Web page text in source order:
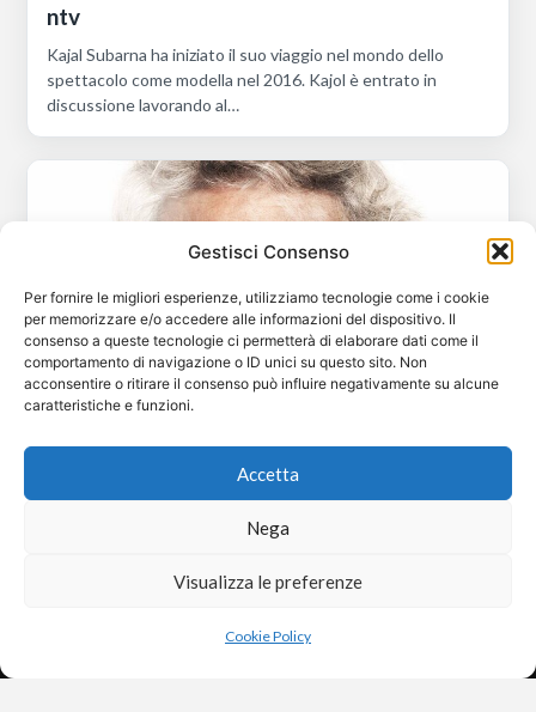
Gestisci Consenso
Per fornire le migliori esperienze, utilizziamo tecnologie come i cookie
per memorizzare e/o accedere alle informazioni del dispositivo. Il
consenso a queste tecnologie ci permetterà di elaborare dati come il
comportamento di navigazione o ID unici su questo sito. Non
acconsentire o ritirare il consenso può influire negativamente su alcune
caratteristiche e funzioni.
Accetta
Nega
Visualizza le preferenze
Cookie Policy
ntv
Kajal Subarna ha iniziato il suo viaggio nel mondo dello
spettacolo come modella nel 2016. Kajol è entrato in
discussione lavorando al…
Beppe Grillo TV: la web TV dedicata al pensiero del
fondatore del Movimento 5 Stelle Beppe Grillo TV è una
©2026 Free Streaming
Anche un piccolo contributo fa la differenza.